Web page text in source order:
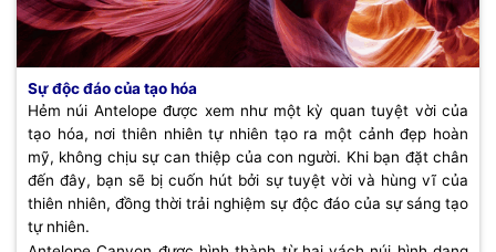
Sự độc đáo của tạo hóa
Hẻm núi Antelope được xem như một kỳ quan tuyệt vời của
tạo hóa, nơi thiên nhiên tự nhiên tạo ra một cảnh đẹp hoàn
mỹ, không chịu sự can thiệp của con người. Khi bạn đặt chân
đến đây, bạn sẽ bị cuốn hút bởi sự tuyệt vời và hùng vĩ của
thiên nhiên, đồng thời trải nghiệm sự độc đáo của sự sáng tạo
tự nhiên.